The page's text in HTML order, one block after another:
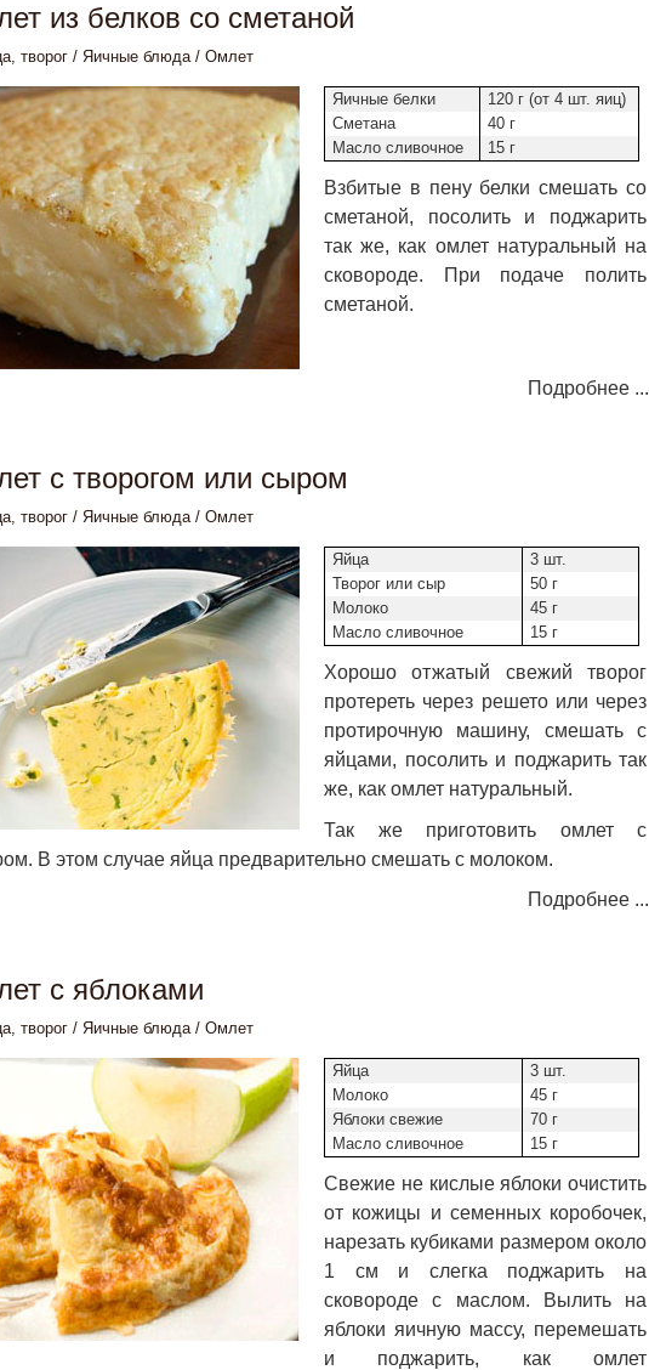
из белков со сметаной
творог / Яичные блюда/ Омлет
Яичные белки
120 г (от 4 шт. яиц)
Сметана
40 г
Масло сливочное
15 г
Взбитые в пену белки смешать со
сметаной, посолить и поджарить
так же, как омлет натуральный на
сковороде. При подаче полить
сметаной.
Подробнее ...
с творогом или сыром
творог / Яичные блюда/ Омлет
Яйца
3 шт.
Творог или сыр
50 г
Молоко
45 г
Масло сливочное
15 г
Хорошо отжатый свежий творог
протереть через решето или через
протирочную машину, смешать с
яйцами, посолить и поджарить так
же, как омлет натуральный.
Так же приготовить омлет с
В этом случае яйца предварительно смешать с молоком.
Подробнее ...
с яблоками
творог / Яичные блюда/ Омлет
Яйца
3 шт.
Молоко
45 г
Яблоки свежие
70 г
Масло сливочное
15 г
Свежие не кислые яблоки очистить
от кожицы и семенных коробочек,
нарезать кубиками размером около
1 см и слегка поджарить на
сковороде с маслом. Вылить на
яблоки яичную массу, перемешать
и поджарить, как омлет